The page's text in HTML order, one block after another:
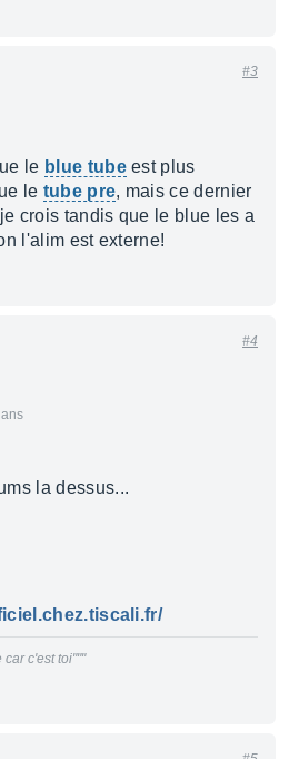
#3
le blue tubeest plus
le tube pre, mais ce dernier
crois tandis que le blue les a
l'alim est externe!
#4
la dessus...
car c'est toi"""